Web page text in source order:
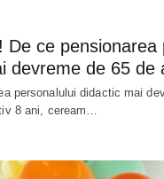
De ce pensionarea
devreme de 65 de
personalului didactic mai
8 ani, ceream…